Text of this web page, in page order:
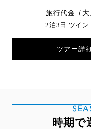
旅行代金（大
2泊3日 ツイン
ツアー詳
時期で